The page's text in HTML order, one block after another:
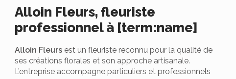
Alloin Fleurs, fleuriste
professionnel à [term:name]
Alloin Fleurs est un fleuriste reconnu pour la qualité de
ses créations florales et son approche artisanale.
L’entreprise accompagne particuliers et professionnels